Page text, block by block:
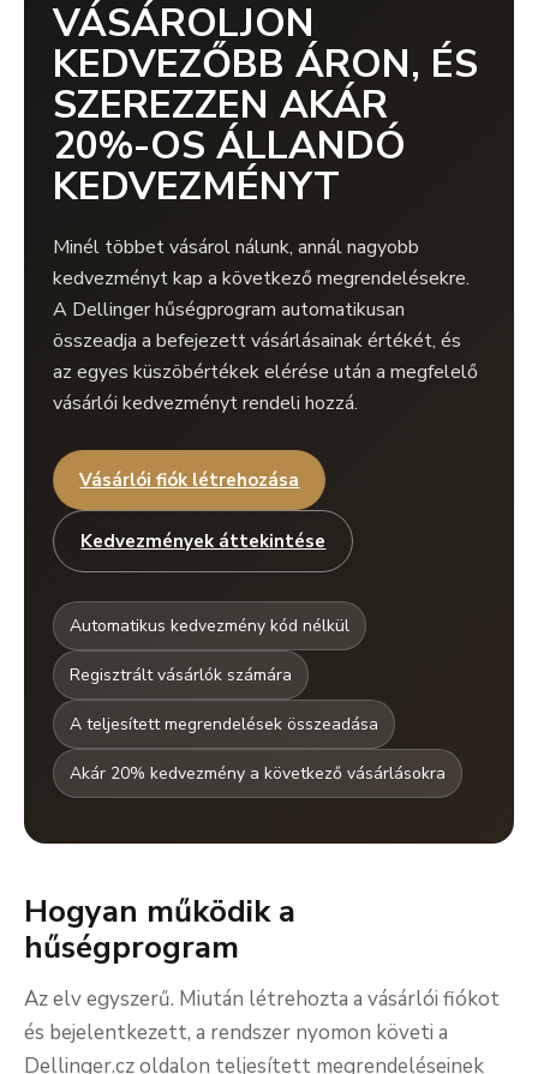
VÁSÁROLJON
KEDVEZŐBB ÁRON, ÉS
SZEREZZEN AKÁR
20%-OS ÁLLANDÓ
KEDVEZMÉNYT
Minél többet vásárol nálunk, annál nagyobb
kedvezményt kap a következő megrendelésekre.
A Dellinger hűségprogram automatikusan
összeadja a befejezett vásárlásainak értékét, és
az egyes küszöbértékek elérése után a megfelelő
vásárlói kedvezményt rendeli hozzá.
Vásárlói fiók létrehozása
Kedvezmények áttekintése
Automatikus kedvezmény kód nélkül
Regisztrált vásárlók számára
A teljesített megrendelések összeadása
Akár 20% kedvezmény a következő vásárlásokra
Hogyan működik a
hűségprogram
Az elv egyszerű. Miután létrehozta a vásárlói fiókot
és bejelentkezett, a rendszer nyomon követi a
Dellinger.cz oldalon teljesített megrendeléseinek